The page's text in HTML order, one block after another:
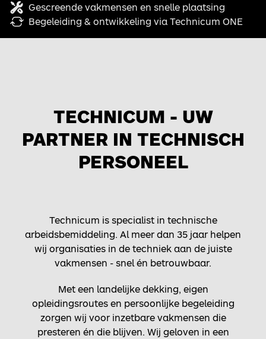
Gescreende vakmensen en snelle plaatsing
Begeleiding & ontwikkeling via Technicum ONE
TECHNICUM - UW
PARTNER IN TECHNISCH
PERSONEEL
Technicum is specialist in technische
arbeidsbemiddeling. Al meer dan 35 jaar helpen
wij organisaties in de techniek aan de juiste
vakmensen - snel én betrouwbaar.
Met een landelijke dekking, eigen
opleidingsroutes en persoonlijke begeleiding
zorgen wij voor inzetbare vakmensen die
presteren én die blijven. Wij geloven in een